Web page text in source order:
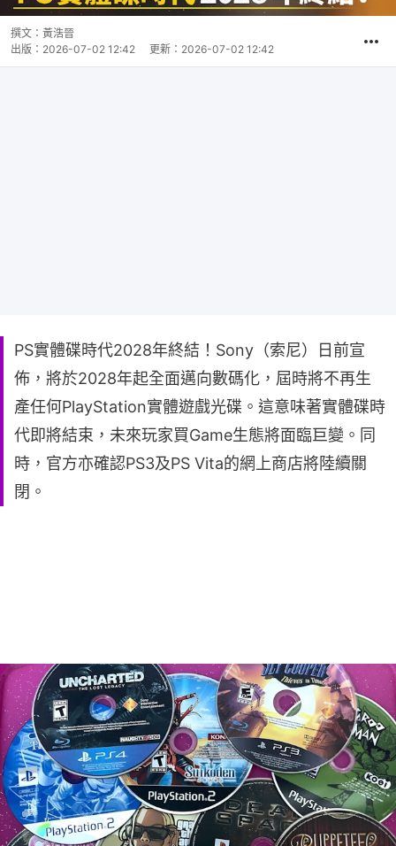
撰文： 黃浩晉
出版： 2026-07-02 12:42 更新： 2026-07-02 12:42
PS實體碟時代2028年終結！Sony（索尼）日前宣
佈，將於2028年起全面邁向數碼化，屆時將不再生
產任何PlayStation實體遊戲光碟。這意味著實體碟時
代即將結束，未來玩家買Game生態將面臨巨變。同
時，官方亦確認PS3及PS Vita的網上商店將陸續關
閉。